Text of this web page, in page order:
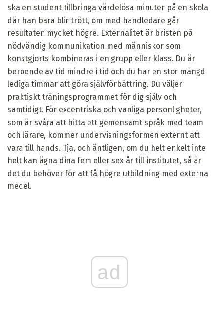
ska en student tillbringa värdelösa minuter på en skola
där han bara blir trött, om med handledare går
resultaten mycket högre. Externalitet är bristen på
nödvändig kommunikation med människor som
konstgjorts kombineras i en grupp eller klass. Du är
beroende av tid mindre i tid och du har en stor mängd
lediga timmar att göra självförbättring. Du väljer
praktiskt träningsprogrammet för dig själv och
samtidigt. För excentriska och vanliga personligheter,
som är svåra att hitta ett gemensamt språk med team
och lärare, kommer undervisningsformen externt att
vara till hands. Tja, och äntligen, om du helt enkelt inte
helt kan ägna dina fem eller sex år till institutet, så är
det du behöver för att få högre utbildning med externa
medel.
ad